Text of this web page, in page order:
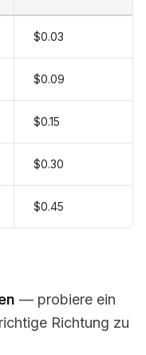
$0.03
$0.09
$0.15
$0.30
$0.45
— probiere ein
Richtung zu